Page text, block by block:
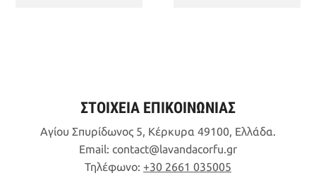
ΣΤΟΙΧΕΙΑ ΕΠΙΚΟΙΝΩΝΙΑΣ
Αγίου Σπυρίδωνος 5, Κέρκυρα 49100, Ελλάδα.
Email: contact lavandacorfu gr
Τηλέφωνο: +30 2661 035005